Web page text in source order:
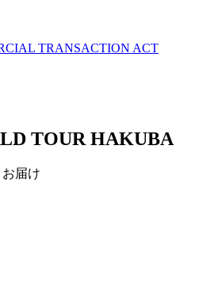
TRANSACTION ACT
TOUR HAKUBA
届け